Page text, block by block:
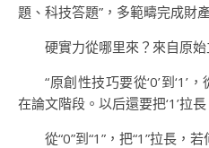
題、科技答題”，多範疇完成財
硬實力從哪里來？來自原始
“原創性技巧要從‘0’到‘1’
在論文階段。以后還要把‘1’拉
從“0”到“1”，把“1”拉長，